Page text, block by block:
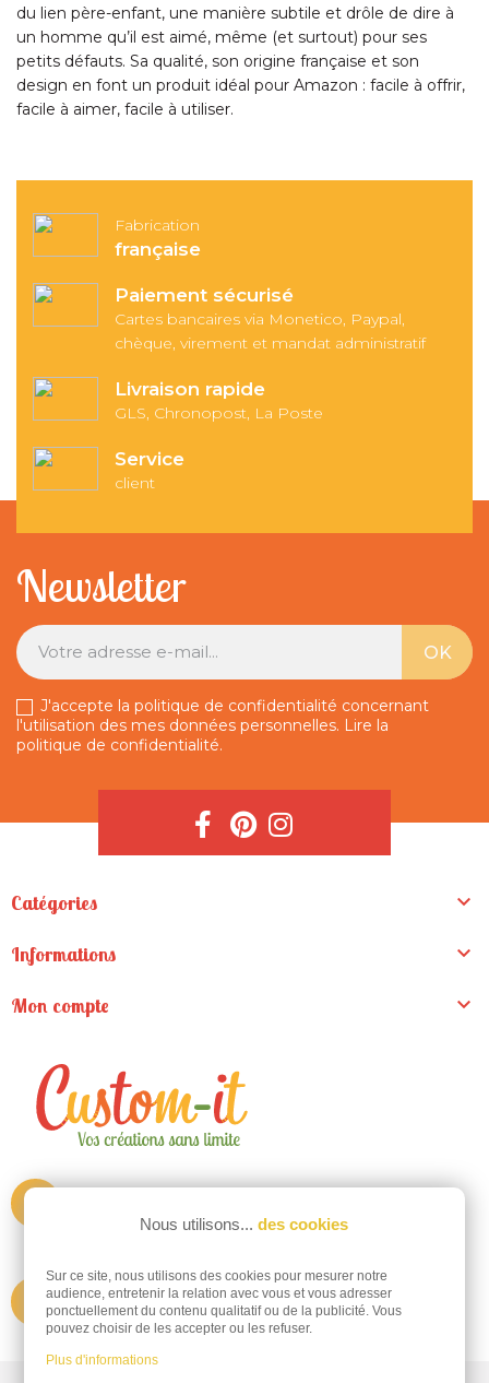
du lien père-enfant, une manière subtile et drôle de dire à
un homme qu’il est aimé, même (et surtout) pour ses
petits défauts. Sa qualité, son origine française et son
design en font un produit idéal pour Amazon : facile à offrir,
facile à aimer, facile à utiliser.
Fabrication
française
Paiement sécurisé
Cartes bancaires via Monetico, Paypal,
chèque, virement et mandat administratif
Livraison rapide
GLS, Chronopost, La Poste
Service
client
Newsletter
J'accepte la politique de confidentialité concernant
l'utilisation des mes données personnelles. Lire la
politique de confidentialité.
Catégories 
Informations 
Mon compte 
9 rue du pré clos
Appelez-nous auinformations@custom-it.fr
Nous utilisons... des cookies
Sur ce site, nous utilisons des cookies pour mesurer notre
audience, entretenir la relation avec vous et vous adresser
ponctuellement du contenu qualitatif ou de la publicité. Vous
pouvez choisir de les accepter ou les refuser.
Plus d'informations